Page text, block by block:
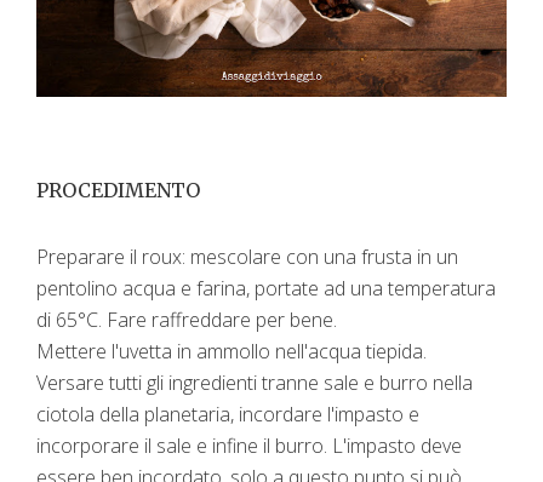
PROCEDIMENTO
Preparare il roux: mescolare con una frusta in un
pentolino acqua e farina, portate ad una temperatura
di 65°C. Fare raffreddare per bene. ​
Mettere l'uvetta in ammollo nell'acqua tiepida.
Versare tutti gli ingredienti tranne sale e burro nella
ciotola della planetaria, incordare l'impasto e
incorporare il sale e infine il burro. L'impasto deve